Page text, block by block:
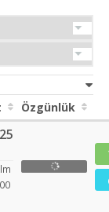
Özgünlük